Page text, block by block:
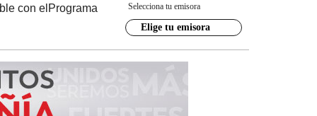
con el Programa Selecciona tu emisora
Elige tu emisora